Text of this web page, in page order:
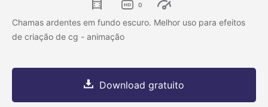
0
Chamas ardentes em fundo escuro. Melhor uso para efeitos
de criação de cg - animação
Download gratuito